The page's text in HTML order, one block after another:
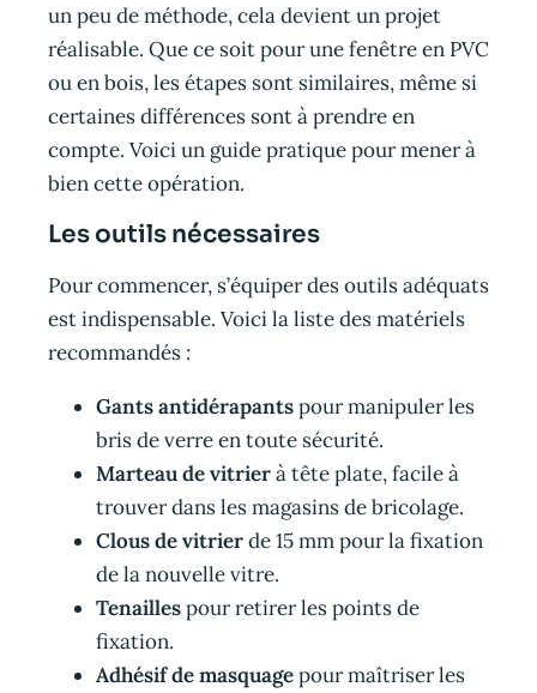
un peu de méthode, cela devient un projet
réalisable. Que ce soit pour une fenêtre en PVC
ou en bois, les étapes sont similaires, même si
certaines différences sont à prendre en
compte. Voici un guide pratique pour mener à
bien cette opération.
Les outils nécessaires
Pour commencer, s’équiper des outils adéquats
est indispensable. Voici la liste des matériels
recommandés :
Gants antidérapantspour manipuler les
bris de verre en toute sécurité.
Marteau de vitrierà tête plate, facile à
trouver dans les magasins de bricolage.
Clous de vitrierde 15 mm pour la fixation
de la nouvelle vitre.
Tenaillespour retirer les points de
fixation.
Adhésif de masquagepour maîtriser les